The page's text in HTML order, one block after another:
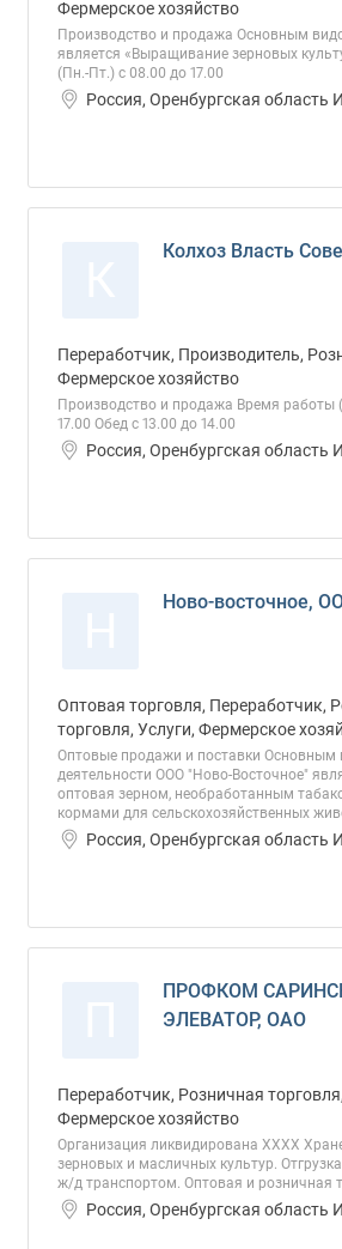
Фермерское хозяйство
Производство и продажа Основным
является «Выращивание зерновых
(Пн.-Пт.) с 08.00 до 17.00
Россия, Оренбургская область
Колхоз Власть
Переработчик, Производитель,
Фермерское хозяйство
Производство и продажа Время работы
17.00 Обед с 13.00 до 14.00
Россия, Оренбургская область
Ново-восточное,
Оптовая торговля, Переработчик,
торговля, Услуги, Фермерское
Оптовые продажи и поставки Основным
деятельности ООО "Ново-Восточное"
оптовая зерном, необработанным
кормами для сельскохозяйственных
Россия, Оренбургская область
ПРОФКОМ
ЭЛЕВАТОР, ОАО
Переработчик, Розничная
Фермерское хозяйство
Организация ликвидирована ХХХХ
зерновых и масличных культур.
ж/д транспортом. Оптовая и розничная
Россия, Оренбургская область